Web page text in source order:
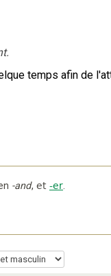
temps afin de
-and, et -er.